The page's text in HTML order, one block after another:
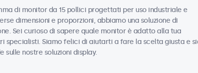
di monitor da 15 pollici progettati per uso industriale e
dimensioni e proporzioni, abbiamo una soluzione di
Sei curioso di sapere quale monitor è adatto alla tua
specialisti. Siamo felici di aiutarti a fare la scelta giusta e
sulle nostre soluzioni display.